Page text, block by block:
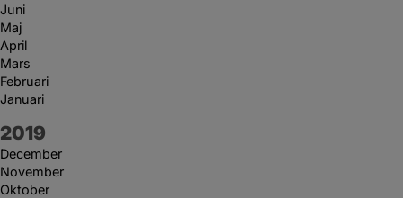
Juni
Maj
April
Mars
Februari
Januari
År:
2019
December
November
Oktober